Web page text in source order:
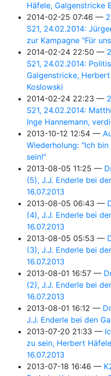
Häfele, Galgenstricke
2014-02-25 07:46
S21, 24.02.2014:
zur Kampagne "Für
2014-02-24 22:50
S21, 24.02.2014:
Galgenstricke,
Koslowski
2014-02-24 22:23
S21, 24.02.2014:
Inge Hannemann,
2013-10-12 12:54
Wiederholung: "Ich
sein!"
2013-08-05 11:25
(5), J.J. Enderle bei
16.07.2013
2013-08-05 06:43
(4), J.J. Enderle bei
16.07.2013
2013-08-05 05:53
(3), J.J. Enderle bei
16.07.2013
2013-08-01 16:57
(2), J.J. Enderle bei
16.07.2013
2013-08-01 16:12
J.J. Enderle bei den
2013-07-20 21:33
zu sein, Herbert
16.07.2013
2013-07-18 16:46